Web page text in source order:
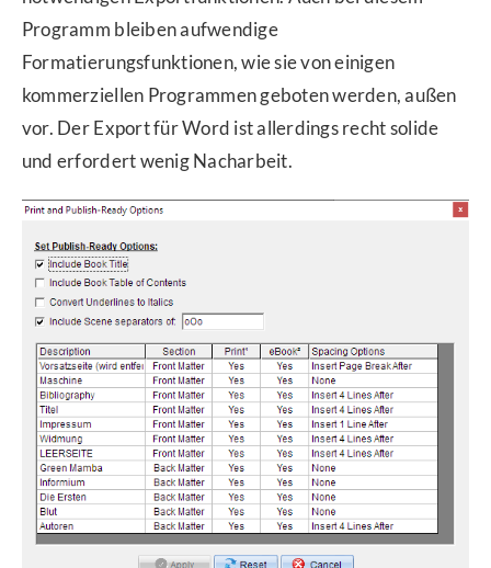
Programm bleiben aufwendige
Formatierungsfunktionen, wie sie von einigen
kommerziellen Programmen geboten werden, außen
vor. Der Export für Word ist allerdings recht solide
und erfordert wenig Nacharbeit.